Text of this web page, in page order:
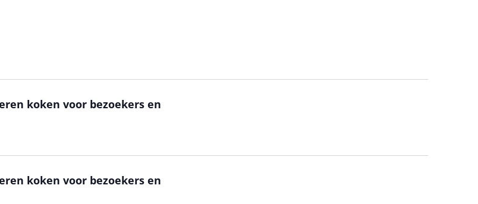
koken voor bezoekers en
koken voor bezoekers en